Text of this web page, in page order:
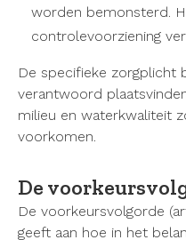
worden bemonsterd.
controlevoorziening
De specifieke zorgplicht
verantwoord
milieu en waterkwaliteit
voorkomen.
De
De voorkeursvolgorde
geeft aan hoe in het